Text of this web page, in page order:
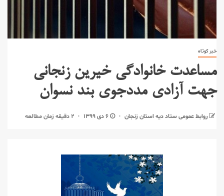
خبر کوتاه
مساعدت خانوادگی خیرین زنجانی
جهت آزادی مددجوی بند نسوان
روابط عمومی ستاد دیه استان زنجان ۲ دقیقه زمان مطالعه